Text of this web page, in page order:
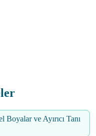
ve Ayırıcı Tanı